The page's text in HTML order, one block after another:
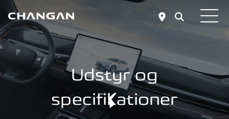
Skip to main content
Udstyr og
specifikationer